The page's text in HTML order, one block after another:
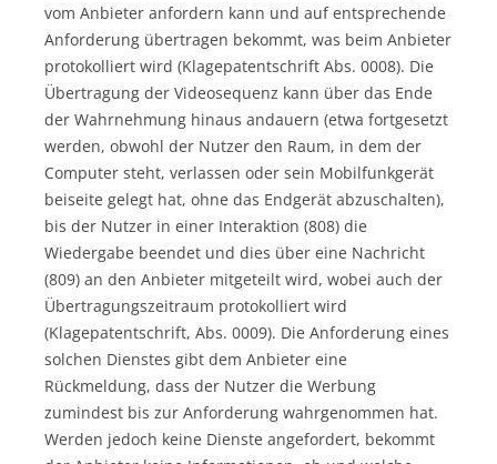
vom Anbieter anfordern kann und auf entsprechende
Anforderung übertragen bekommt, was beim Anbieter
protokolliert wird (Klagepatentschrift Abs. 0008). Die
Übertragung der Videosequenz kann über das Ende
der Wahrnehmung hinaus andauern (etwa fortgesetzt
werden, obwohl der Nutzer den Raum, in dem der
Computer steht, verlassen oder sein Mobilfunkgerät
beiseite gelegt hat, ohne das Endgerät abzuschalten),
bis der Nutzer in einer Interaktion (808) die
Wiedergabe beendet und dies über eine Nachricht
(809) an den Anbieter mitgeteilt wird, wobei auch der
Übertragungszeitraum protokolliert wird
(Klagepatentschrift, Abs. 0009). Die Anforderung eines
solchen Dienstes gibt dem Anbieter eine
Rückmeldung, dass der Nutzer die Werbung
zumindest bis zur Anforderung wahrgenommen hat.
Werden jedoch keine Dienste angefordert, bekommt